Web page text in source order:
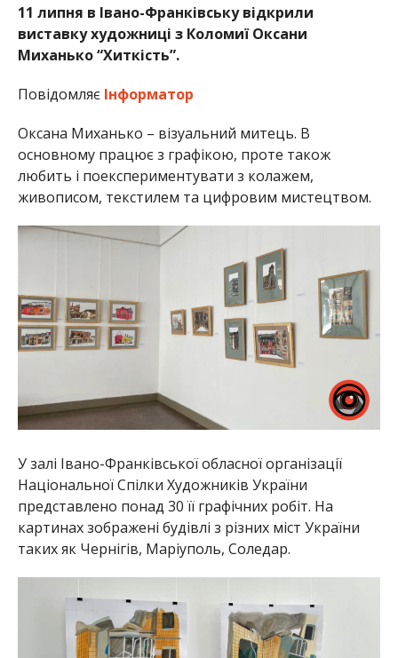
11 липня в Івано-Франківську відкрили
виставку художниці з Коломиї Оксани
Миханько “Хиткість”.
ПовідомляєІнформатор
Оксана Миханько – візуальний митець. В
основному працює з графікою, проте також
любить і поекспериментувати з колажем,
живописом, текстилем та цифровим мистецтвом.
У залі Івано-Франківської обласної організації
Національної Спілки Художників України
представлено понад 30 її графічних робіт. На
картинах зображені будівлі з різних міст України
таких як Чернігів, Маріуполь, Соледар.